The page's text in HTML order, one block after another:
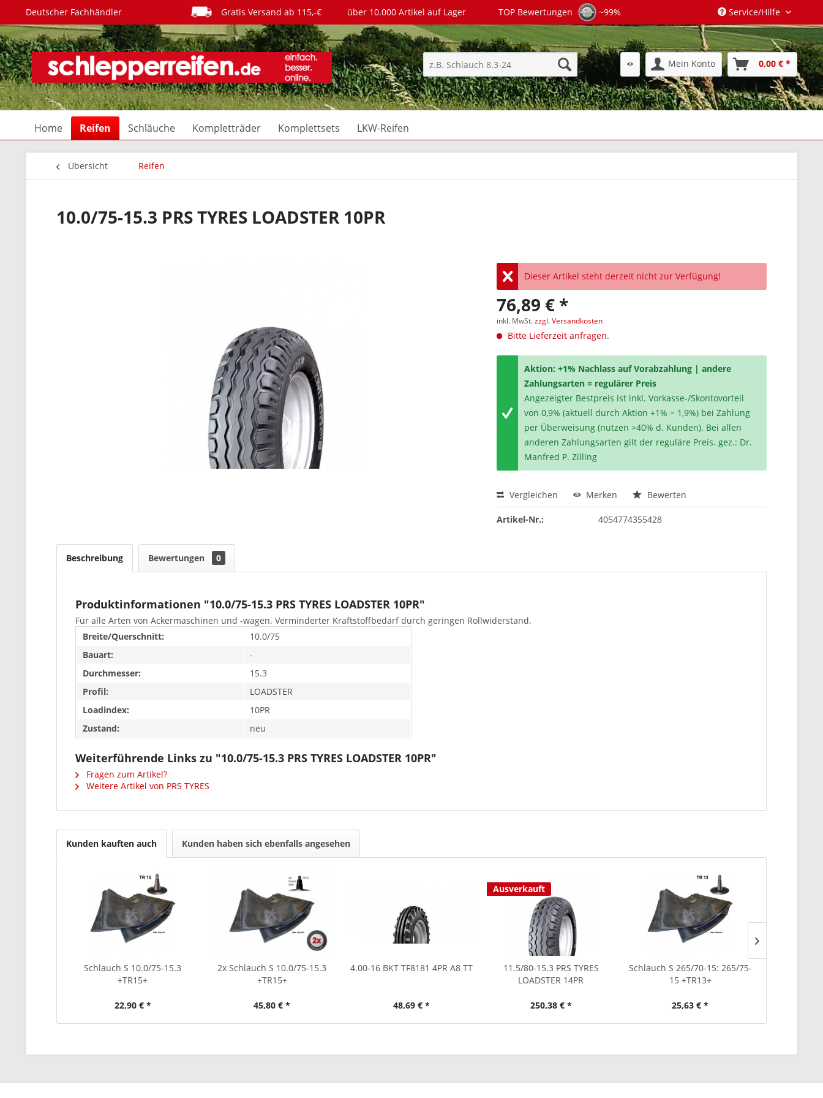
Deutscher Fachhändler Gratis Versand ab 115,-€ über 10.000 Artikel auf Lager TOP Bewertungen ~99% Service/Hilfe
Mein Konto 0,00 € *
Home Reifen Schläuche Kompletträder Komplettsets LKW-Reifen
Übersicht Reifen
10.0/75-15.3 PRS TYRES LOADSTER 10PR
Dieser Artikel steht derzeit nicht zur Verfügung!
76,89 € *
inkl. MwSt.zzgl. Versandkosten
Bitte Lieferzeit anfragen.
Aktion: +1% Nachlass auf Vorabzahlung | andere
Zahlungsarten = regulärer Preis
Angezeigter Bestpreis ist inkl. Vorkasse-/Skontovorteil
von 0,9% (aktuell durch Aktion +1% = 1,9%) bei Zahlung
per Überweisung (nutzen >40% d. Kunden). Bei allen
anderen Zahlungsarten gilt der reguläre Preis. gez.: Dr.
Manfred P. Zilling
Vergleichen Merken Bewerten
Artikel-Nr.: 4054774355428
Beschreibung Bewertungen 0
Produktinformationen "10.0/75-15.3 PRS TYRES LOADSTER 10PR"
Für alle Arten von Ackermaschinen und -wagen. Verminderter Kraftstoffbedarf durch geringen Rollwiderstand.
Breite/Querschnitt:
10.0/75
Bauart:
-
Durchmesser:
15.3
Profil:
LOADSTER
Loadindex:
10PR
Zustand:
neu
Weiterführende Links zu "10.0/75-15.3 PRS TYRES LOADSTER 10PR"
Fragen zum Artikel?
Weitere Artikel von PRS TYRES
Kunden kauften auch Kunden haben sich ebenfalls angesehen
Schlauch S 10.0/75-15.3
+TR15+
22,90 € *
2x Schlauch S 10.0/75-15.3
+TR15+
45,80 € *
4.00-16 BKT TF8181 4PR A8 TT
48,69 € *
Ausverkauft
11.5/80-15.3 PRS TYRES
LOADSTER 14PR
250,38 € *
Schlauch S 265/70-15: 265/75-
15 +TR13+
25,63 € *